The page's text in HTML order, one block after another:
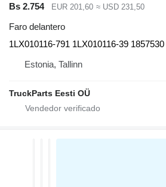
Bs 2.754 EUR 201,60 ≈ USD 231,50
Faro delantero
1LX010116-791 1LX010116-39 1857530
Estonia, Tallinn
TruckParts Eesti OÜ